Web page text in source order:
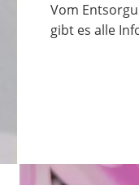
Vom
gibt es alle